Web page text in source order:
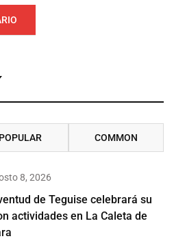
POPULAR COMMON
8, 2026
de Teguise celebrará su
actividades en La Caleta de